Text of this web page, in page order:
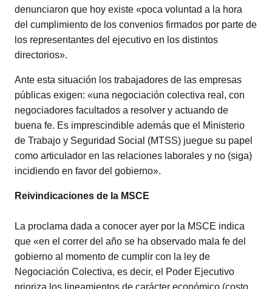
denunciaron que hoy existe «poca voluntad a la hora
del cumplimiento de los convenios firmados por parte de
los representantes del ejecutivo en los distintos
directorios».
Ante esta situación los trabajadores de las empresas
públicas exigen: «una negociación colectiva real, con
negociadores facultados a resolver y actuando de
buena fe. Es imprescindible además que el Ministerio
de Trabajo y Seguridad Social (MTSS) juegue su papel
como articulador en las relaciones laborales y no (siga)
incidiendo en favor del gobierno».
Reivindicaciones de la MSCE
La proclama dada a conocer ayer por la MSCE indica
que «en el correr del año se ha observado mala fe del
gobierno al momento de cumplir con la ley de
Negociación Colectiva, es decir, el Poder Ejecutivo
prioriza los lineamientos de carácter económico (costo